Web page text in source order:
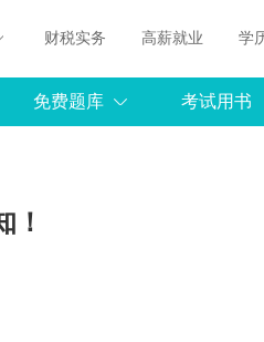
财税实务 高薪就业 学
免费题库 考试用书
！